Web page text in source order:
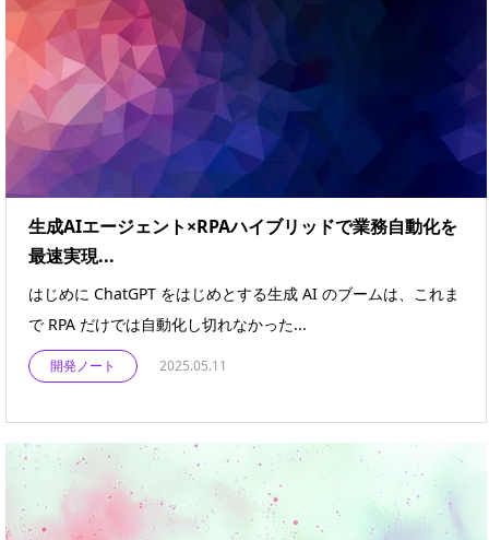
生成AIエージェント×RPAハイブリッドで業務自動化を
最速実現...
はじめに ChatGPT をはじめとする生成 AI のブームは、これま
で RPA だけでは自動化し切れなかった...
開発ノート 2025.05.11